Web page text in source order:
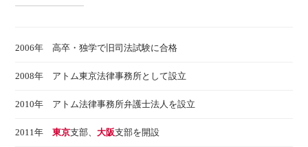
2006年 高卒・独学で旧司法試験に合格
2008年 アトム東京法律事務所として設立
2010年 アトム法律事務所弁護士法人を設立
2011年東京支部、大阪支部を開設